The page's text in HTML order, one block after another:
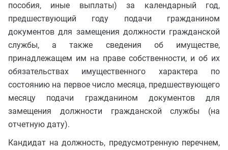
пособия, иные выплаты) за календарный год,
предшествующий году подачи гражданином
документов для замещения должности гражданской
службы, а также сведения об имуществе,
принадлежащем им на праве собственности, и об их
обязательствах имущественного характера по
состоянию на первое число месяца, предшествующего
месяцу подачи гражданином документов для
замещения должности гражданской службы (на
отчетную дату).
Кандидат на должность, предусмотренную перечнем,